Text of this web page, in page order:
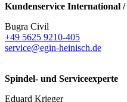
Kundenservice International /
Bugra Civil
+49 5625 9210-405
service@egin-heinisch.de
Spindel- und Serviceexperte
Eduard Krieger